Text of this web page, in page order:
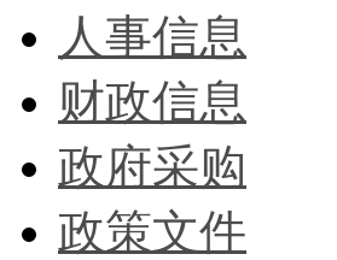
人事信息
财政信息
政府采购
政策文件